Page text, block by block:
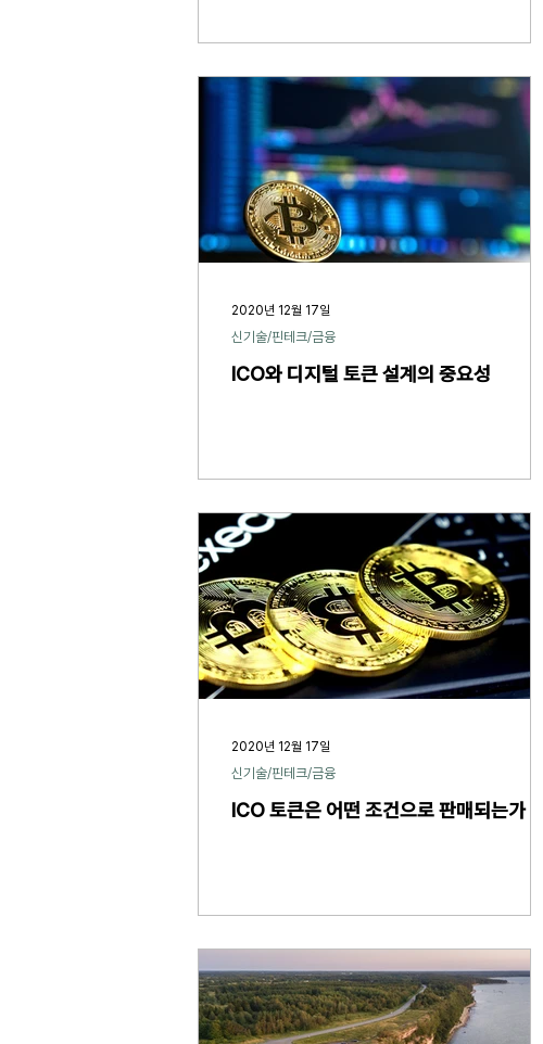
ICO와 디지털 토큰 설계의 중요성
신기술/핀테크/금융
2020년 12월 17일
ICO 토큰은 어떤 조건으로 판매되는가
신기술/핀테크/금융
2020년 12월 17일